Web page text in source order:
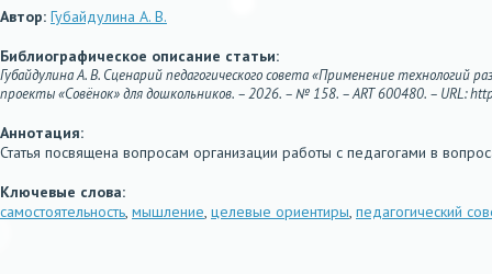
Автор: Губайдулина А. В.
Библиографическое описание статьи:
Губайдулина А. В. Сценарий педагогического совета «Применение
проекты «Совёнок» для дошкольников. – 2026. – № 158. – ART 600480. – URL:
Аннотация:
Статья посвящена вопросам организации работы с педагогами в
Ключевые слова:
самостоятельность, мышление, целевые ориентиры, педагогический